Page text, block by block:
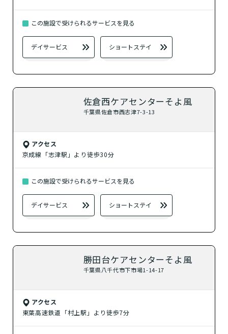
この施設で受けられるサービスを見る
デイサービス ショートステイ
佐倉西ケアセンターそよ風
千葉県佐倉市西志津7-3-13
アクセス
京成線「志津駅」より徒歩30分
この施設で受けられるサービスを見る
デイサービス ショートステイ
勝田台ケアセンターそよ風
千葉県八千代市下市場1-14-17
アクセス
東葉高速鉄道「村上駅」より徒歩7分
あなたに適しているのは?
介護保険サービスは20種類以上あり、それぞれ
「どのサービスを使ったらいいのかわからな
い!」という方は、 まずはどんなサービスがあ
で、おすすめの介護保険サービスを紹介しま
診断スタート
要介護１～５、いずれかの判定を受
けていますか？
はい
いいえ or
非該当(自立)
と判定された
を使いたいですか？
老人ホームなどの施設に移り住みた
いですか？
使いたい
介護などサポートが必要ですか？
必要
必要ない
介護スタッフにご自宅に来てもらい
介護施設へ通いたいですか？
通いたい
来てもらいたい
認知症の診断を受けていますか？
または物忘れなど認知症の疑いはあ
りますか？
いいえ
一時的に宿泊したいですか？
か？
要介護３～５ですか？
要支援１～２
要介護１～２